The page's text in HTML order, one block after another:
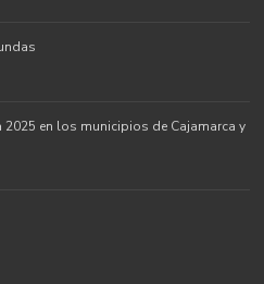
en los municipios de Cajamarca y